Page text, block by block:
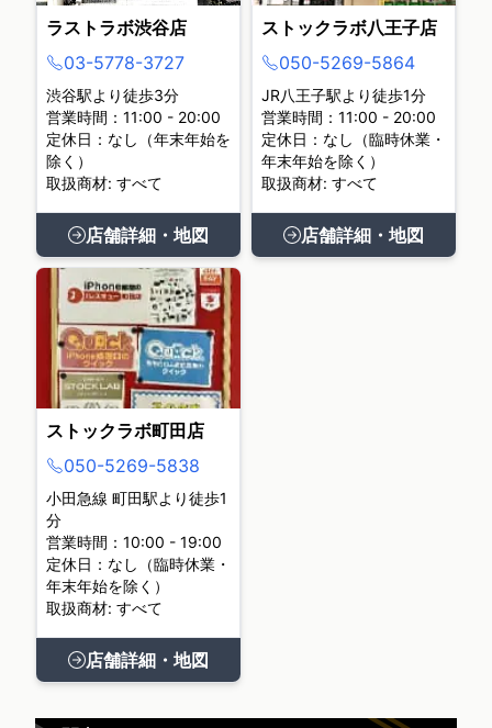
ラストラボ渋谷店
03-5778-3727
渋谷駅より徒歩3分
営業時間：11:00 - 20:00
定休日：なし（年末年始を
除く）
取扱商材: すべて
店舗詳細・地図
ストックラボ八王子店
050-5269-5864
JR八王子駅より徒歩1分
営業時間：11:00 - 20:00
定休日：なし（臨時休業・
年末年始を除く）
取扱商材: すべて
店舗詳細・地図
ストックラボ町田店
050-5269-5838
小田急線 町田駅より徒歩1
分
営業時間：10:00 - 19:00
定休日：なし（臨時休業・
年末年始を除く）
取扱商材: すべて
店舗詳細・地図